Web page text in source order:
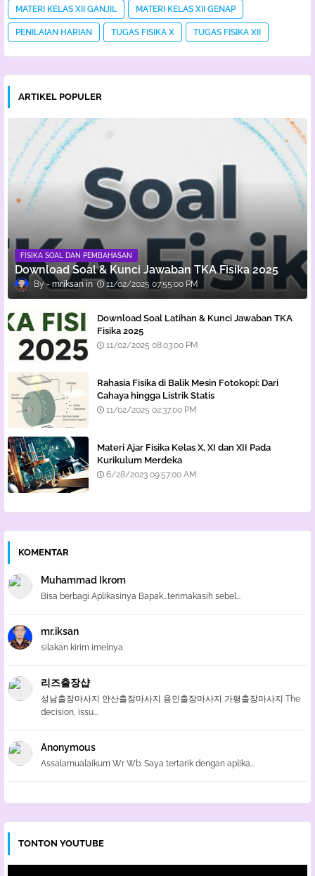
MATERI KELAS XII GANJIL MATERI KELAS XII GENAP
PENILAIAN HARIAN TUGAS FISIKA X TUGAS FISIKA XII
ARTIKEL POPULER
FISIKA SOAL DAN PEMBAHASAN
Download Soal & Kunci Jawaban TKA Fisika 2025
mr.iksan 11/02/2025 07:55:00 PM
Download Soal Latihan & Kunci Jawaban TKA
Fisika 2025
11/02/2025 08:03:00 PM
Rahasia Fisika di Balik Mesin Fotokopi: Dari
Cahaya hingga Listrik Statis
11/02/2025 02:37:00 PM
Materi Ajar Fisika Kelas X, XI dan XII Pada
Kurikulum Merdeka
6/28/2023 09:57:00 AM
KOMENTAR
Muhammad Ikrom
Bisa berbagi Aplikasinya Bapak...terimakasih sebel...
mr.iksan
silakan kirim imelnya
리즈출장샵
성남출장마사지 안산출장마사지 용인출장마사지 가평출장마사지 The
decision, issu...
Anonymous
Assalamualaikum Wr Wb. Saya tertarik dengan aplika...
TONTON YOUTUBE